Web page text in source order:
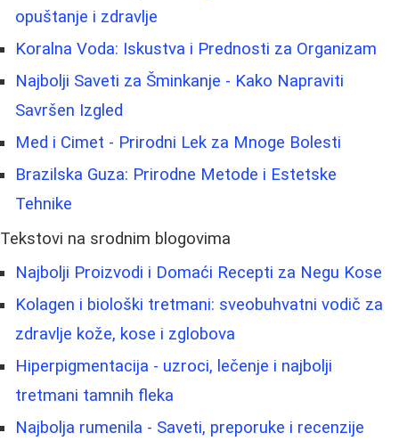
opuštanje i zdravlje
Koralna Voda: Iskustva i Prednosti za Organizam
Najbolji Saveti za Šminkanje - Kako Napraviti
Savršen Izgled
Med i Cimet - Prirodni Lek za Mnoge Bolesti
Brazilska Guza: Prirodne Metode i Estetske
Tehnike
Tekstovi na srodnim blogovima
Najbolji Proizvodi i Domaći Recepti za Negu Kose
Kolagen i biološki tretmani: sveobuhvatni vodič za
zdravlje kože, kose i zglobova
Hiperpigmentacija - uzroci, lečenje i najbolji
tretmani tamnih fleka
Najbolja rumenila - Saveti, preporuke i recenzije